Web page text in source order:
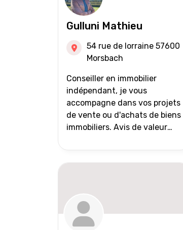
Gulluni Mathieu
54 rue de lorraine 57600
Morsbach
Conseiller en immobilier
indépendant, je vous
accompagne dans vos projets
de vente ou d'achats de biens
immobiliers. Avis de valeur
suivi personnalisés Mise en
avant du bien grâce à des
(niveau national et
international) Validation du
financement des acquéreurs